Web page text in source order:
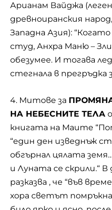
Арианам Вайджа
древноиранския
Западна Азия):
студ, Анхра Маню –
обезумее. И тогава
стегнала в прегръдка
4. Митове за
НА НЕБЕСНИТЕ ТЕЛА
книгата на Маите
“един ден изведнъж
обгърнал цялата
и Луната се скрили.“ В
разказва , че “във
хора светът